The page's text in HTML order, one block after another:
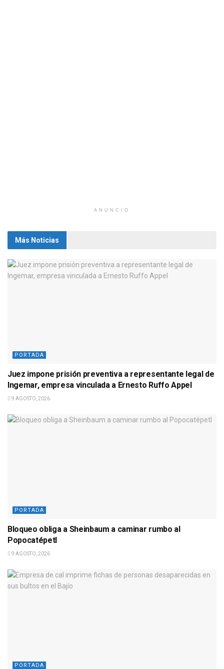
ANUNCIO
Más Noticias
PORTADA
Juez impone prisión preventiva a representante legal de
Ingemar, empresa vinculada a Ernesto Ruffo Appel
9 AGOSTO, 2026
PORTADA
Bloqueo obliga a Sheinbaum a caminar rumbo al
Popocatépetl
9 AGOSTO, 2026
PORTADA